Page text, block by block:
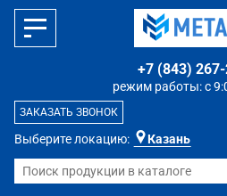
Выберите локацию: Казань
режим работы: с
+7 (843)
ЗАКАЗАТЬ ЗВОНОК